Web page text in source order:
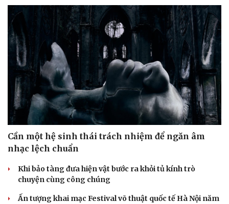
Cần một hệ sinh thái trách nhiệm để ngăn âm
nhạc lệch chuẩn
Khi bảo tàng đưa hiện vật bước ra khỏi tủ kính trò
chuyện cùng công chúng
Ấn tượng khai mạc Festival võ thuật quốc tế Hà Nội năm